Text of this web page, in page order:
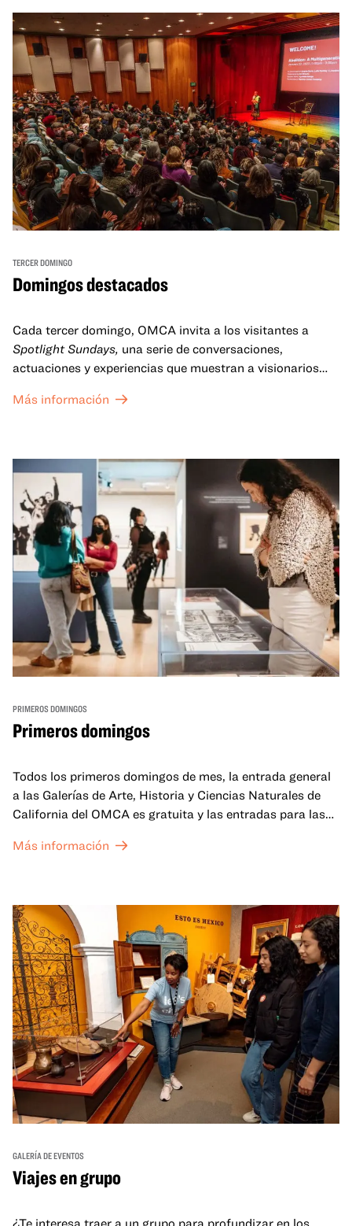
TERCER DOMINGO
Domingos destacados
Cada tercer domingo, OMCA invita a los visitantes a
Spotlight Sundays, una serie de conversaciones,
actuaciones y experiencias que muestran a visionarios
Más información
PRIMEROS DOMINGOS
Primeros domingos
Todos los primeros domingos de mes, la entrada general
a las Galerías de Arte, Historia y Ciencias Naturales de
California del OMCA es gratuita y las entradas para las
a un precio reducido de 6 $.
Más información
GALERÍA DE EVENTOS
Viajes en grupo
¿Te interesa traer a un grupo para profundizar en los